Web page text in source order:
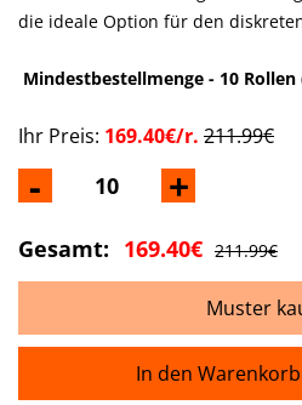
die ideale Option für den
Mindestbestellmenge - 10 Rollen
- +
Ihr Preis: 169.40€/r. 211.99€
Gesamt: 169.40€ 211.99€
Muster
In den